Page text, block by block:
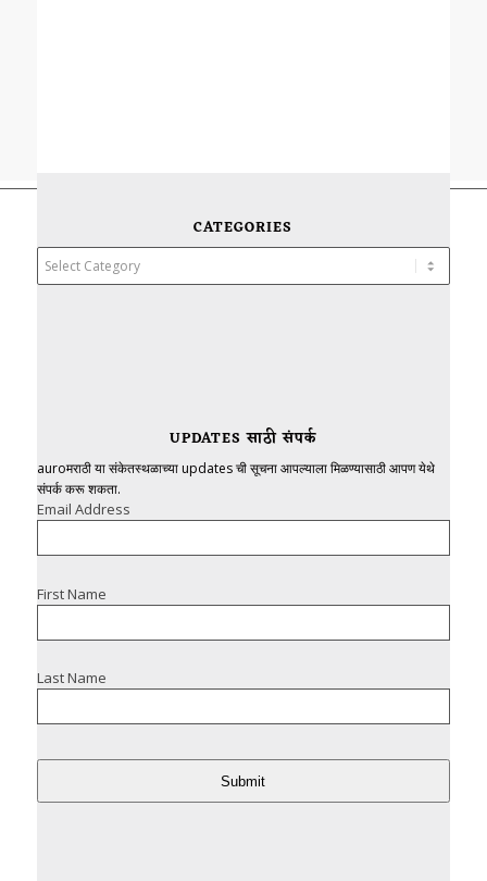
CATEGORIES
Categories
UPDATES साठी संपर्क
auroमराठी या संकेतस्थळाच्या updates ची सूचना आपल्याला मिळण्यासाठी आपण येथे
संपर्क करू शकता.
Email Address
First Name
Last Name
Submit